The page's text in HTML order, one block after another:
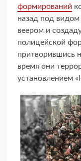
формирований
назад под
веером и
полицейской
притворившись
время они
установлением